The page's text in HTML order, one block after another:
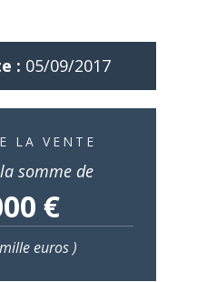
: 05/09/2017
LA VENTE
somme de
€
euros )